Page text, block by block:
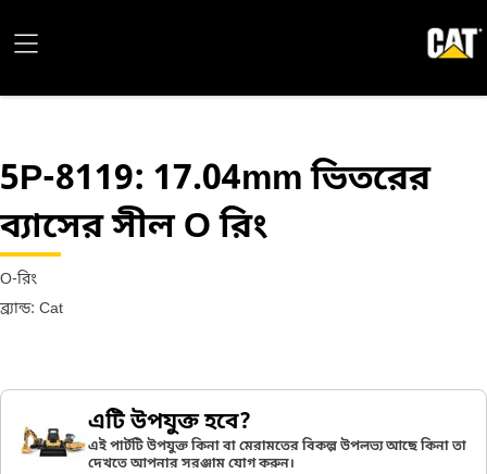
5P-8119: 17.04mm ভিতরের
ব্যাসের সীল O রিং
O-রিং
ব্র্যান্ড: Cat
এটি উপযুক্ত হবে?
এই পার্টটি উপযুক্ত কিনা বা মেরামতের বিকল্প উপলভ্য আছে কিনা তা
দেখতে আপনার সরঞ্জাম যোগ করুন।